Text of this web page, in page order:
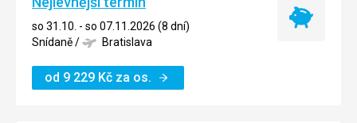
so 31.10. - so 07.11.2026 (8 dní)
Snídaně/ Bratislava
od 9 229 Kč za os.
Nejlevnější